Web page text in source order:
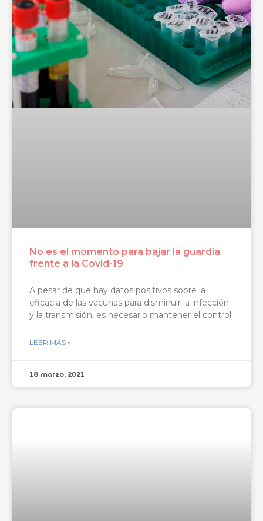
No es el momento para bajar la guardia
frente a la Covid-19
A pesar de que hay datos positivos sobre la
eficacia de las vacunas para disminuir la infección
y la transmisión, es necesario mantener el control
LEER MÁS »
18 marzo, 2021